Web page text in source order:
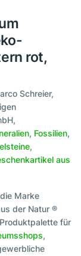
rot,
Schreier,
, Fossilien,
,
aus
Marke
der Natur ®
für
,